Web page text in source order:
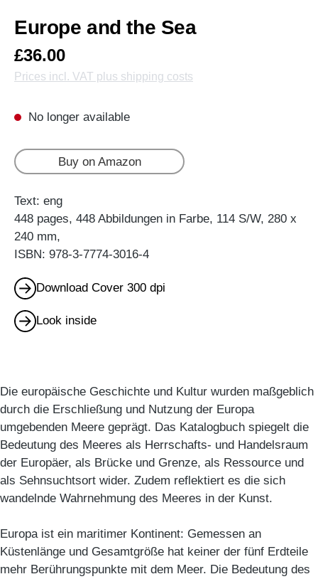
Europe and the Sea
£36.00
Prices incl. VAT plus shipping costs
No longer available
Buy on Amazon
Text: eng
448 pages, 448 Abbildungen in Farbe, 114 S/W, 280 x
240 mm,
ISBN: 978-3-7774-3016-4
Download Cover 300 dpi
Look inside
Die europäische Geschichte und Kultur wurden maßgeblich
durch die Erschließung und Nutzung der Europa
umgebenden Meere geprägt. Das Katalogbuch spiegelt die
Bedeutung des Meeres als Herrschafts- und Handelsraum
der Europäer, als Brücke und Grenze, als Ressource und
als Sehnsuchtsort wider. Zudem reflektiert es die sich
wandelnde Wahrnehmung des Meeres in der Kunst.
Europa ist ein maritimer Kontinent: Gemessen an
Küstenlänge und Gesamtgröße hat keiner der fünf Erdteile
mehr Berührungspunkte mit dem Meer. Die Bedeutung des